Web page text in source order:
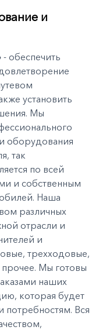
и
- обеспечить
установить
Мы
оборудования
так
по всей
и собственным
Наша
различных
отрасли и
и
трехходовые,
Мы готовы
наших
которая будет
потребностям. Вся